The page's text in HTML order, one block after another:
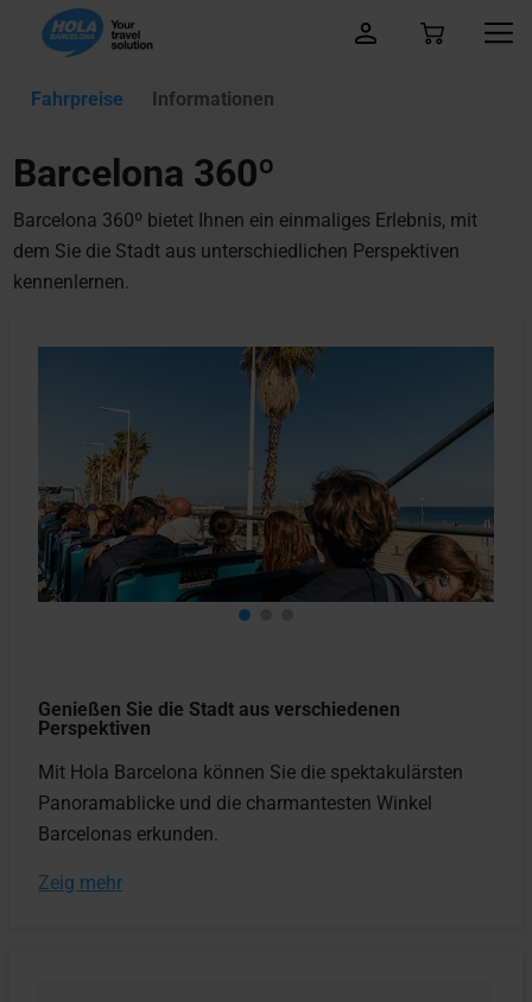
Fahrpreise Informationen
Barcelona 360º
Barcelona 360º bietet Ihnen ein einmaliges Erlebnis, mit
dem Sie die Stadt aus unterschiedlichen Perspektiven
kennenlernen.
Genießen Sie die Stadt aus verschiedenen
Perspektiven
Mit Hola Barcelona können Sie die spektakulärsten
Panoramablicke und die charmantesten Winkel
Barcelonas erkunden.
Zeig mehr